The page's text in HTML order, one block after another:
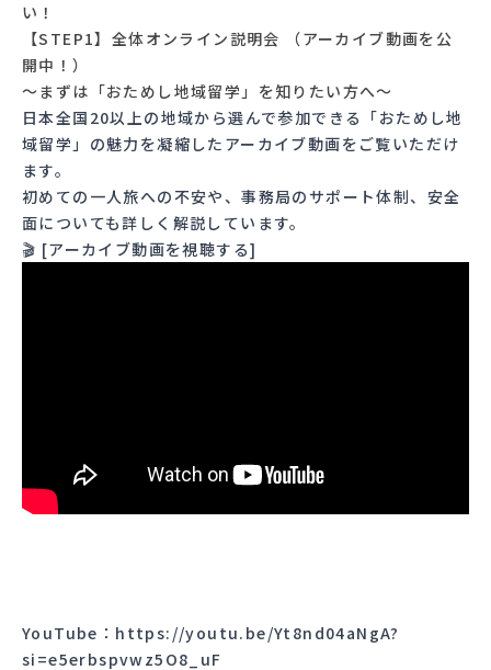
い！
【STEP1】全体オンライン説明会 （アーカイブ動画を公
開中！）
〜まずは「おためし地域留学」を知りたい方へ〜
日本全国20以上の地域から選んで参加できる「おためし地
域留学」の魅力を凝縮したアーカイブ動画をご覧いただけ
ます。
初めての一人旅への不安や、事務局のサポート体制、安全
面についても詳しく解説しています。
🎬 [アーカイブ動画を視聴する]
YouTube： https://youtu.be/Yt8nd04aNgA?
si=e5erbspvwz5O8_uF